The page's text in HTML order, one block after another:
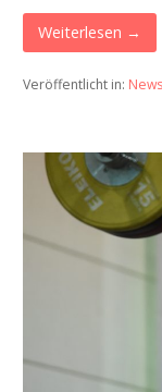
Weiterlesen →
Veröffentlicht in: News